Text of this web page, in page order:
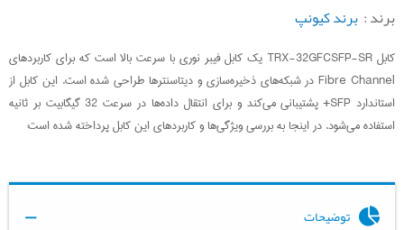
برند : برند کیونپ
کابل TRX-32GFCSFP-SR یک کابل فیبر نوری با سرعت بالا است که برای کاربردهای
Fibre Channel در شبکه‌های ذخیره‌سازی و دیتاسنترها طراحی شده است. این کابل از
استاندارد SFP+ پشتیبانی می‌کند و برای انتقال داده‌ها در سرعت 32 گیگابیت بر ثانیه
استفاده می‌شود. در اینجا به بررسی ویژگی‌ها و کاربردهای این کابل پرداخته شده است:
توضیحات